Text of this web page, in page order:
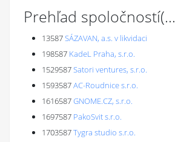
Prehľad spoločností(...
13587SÁZAVAN, a.s. v likvidaci
198587 KadeL Praha, s.r.o.
1529587Satori ventures, s.r.o.
1593587AC-Roudnice s.r.o.
1616587GNOME.CZ, s.r.o.
1697587 PakoSvit s.r.o.
1703587Tygra studio s.r.o.